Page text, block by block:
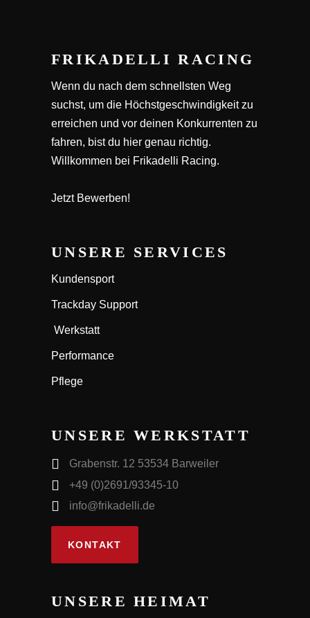
FRIKADELLI RACING
Wenn du nach dem schnellsten Weg
suchst, um die Höchstgeschwindigkeit zu
erreichen und vor deinen Konkurrenten zu
fahren, bist du hier genau richtig.
Willkommen bei Frikadelli Racing.
Jetzt Bewerben!
UNSERE SERVICES
Kundensport
Trackday Support
Werkstatt
Performance
Pflege
UNSERE WERKSTATT
Grabenstr. 12 53534 Barweiler
+49 (0)2691/93345-10
info@frikadelli.de
KONTAKT
UNSERE HEIMAT